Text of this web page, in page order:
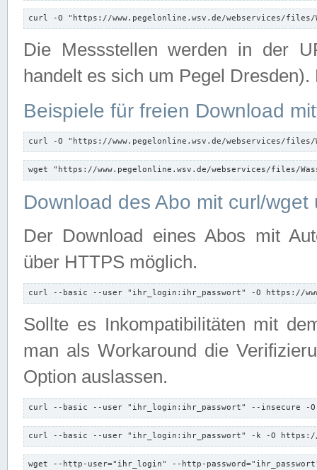
curl -O "https://www.pegelonline.wsv.de/webservices/files/
Die Messstellen werden in der
handelt es sich um Pegel
Beispiele für freien Download
curl -O "https://www.pegelonline.wsv.de/webservices/files/
wget "https://www.pegelonline.wsv.de/webservices/files/
Download des Abo mit curl/
Der Download eines Abos mit
über HTTPS möglich.
curl --basic --user "ihr_login:ihr_passwort" -O https://
Sollte es Inkompatibilitäten mit
man als Workaround die
Option auslassen.
curl --basic --user "ihr_login:ihr_passwort" --insecure -
curl --basic --user "ihr_login:ihr_passwort" -k -O https://
wget --http-user="ihr_login" --http-